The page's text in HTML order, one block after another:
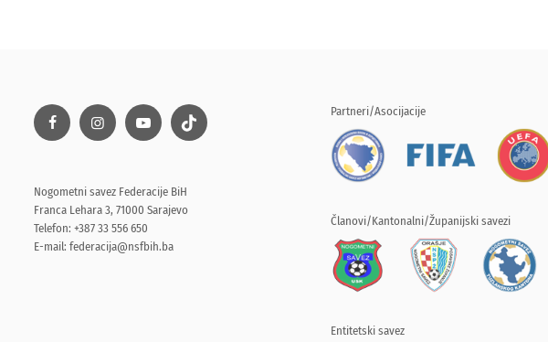
Nogometni savez Federacije BiH
Franca Lehara 3, 71000 Sarajevo
Telefon: +387 33 556 650
E-mail: federacija@nsfbih.ba
Partneri/Asocijacije
Članovi/Kantonalni/Županijski savezi
Entitetski savez